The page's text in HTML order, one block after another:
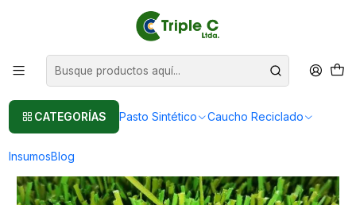
CATEGORÍAS Pasto Sintético Caucho Reciclado
InsumosBlog
Pasto sintético Para Jardín
Pasto Sintético 35mm Premium, importación Directa